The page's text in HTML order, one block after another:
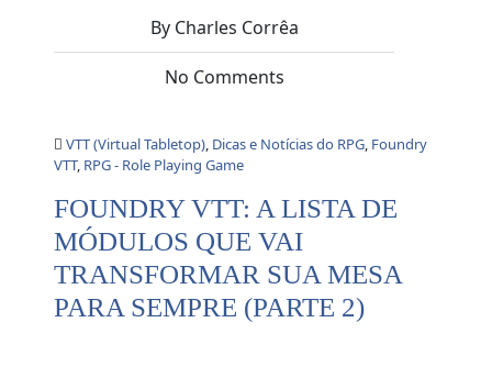
By Charles Corrêa
No Comments
VTT (Virtual Tabletop), Dicas e Notícias do RPG, Foundry
VTT, RPG - Role Playing Game
FOUNDRY VTT: A LISTA DE
MÓDULOS QUE VAI
TRANSFORMAR SUA MESA
PARA SEMPRE (PARTE 2)